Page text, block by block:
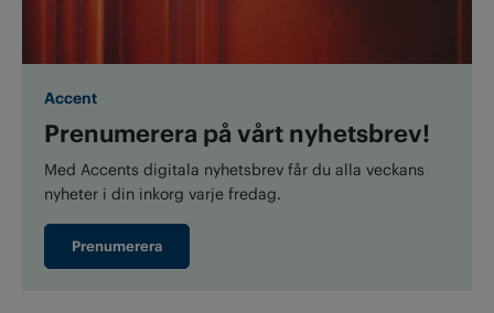
Accent
Prenumerera på vårt nyhetsbrev!
Med Accents digitala nyhetsbrev får du alla veckans
nyheter i din inkorg varje fredag.
Prenumerera